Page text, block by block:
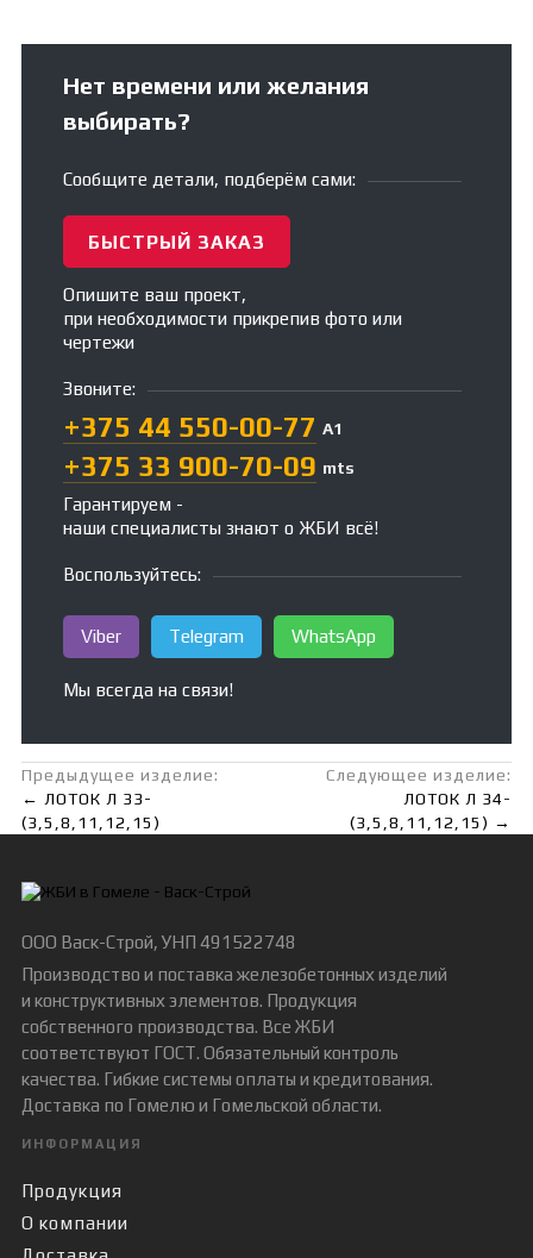
Нет времени или желания
выбирать?
Сообщите детали, подберём сами:
БЫСТРЫЙ ЗАКАЗ
Опишите ваш проект,
при необходимости прикрепив фото или
чертежи
Звоните:
+375 44 550-00-77 А1
+375 33 900-70-09 mts
Гарантируем -
наши специалисты знают о ЖБИ всё!
Воспользуйтесь:
Viber Telegram WhatsApp
Мы всегда на связи!
Предыдущее изделие:
← ЛОТОК Л 33-
(3,5,8,11,12,15)
Следующее изделие:
ЛОТОК Л 34-
(3,5,8,11,12,15) →
ООО Васк-Строй, УНП 491522748
Производство и поставка железобетонных изделий
и конструктивных элементов. Продукция
собственного производства. Все ЖБИ
соответствуют ГОСТ. Обязательный контроль
качества. Гибкие системы оплаты и кредитования.
Доставка по Гомелю и Гомельской области.
ИНФОРМАЦИЯ
Продукция
О компании